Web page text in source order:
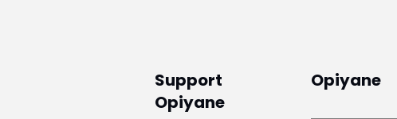
Support
Opiyane
Opiyane